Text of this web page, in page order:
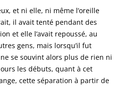
et ni elle, ni même l’oreille
il avait tenté pendant des
et elle l’avait repoussé, au
gens, mais lorsqu’il fut
se souvint alors plus de rien ni
les débuts, quant à cet
cette séparation à partir de